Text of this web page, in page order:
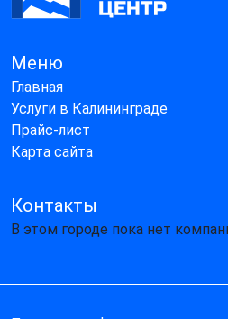
Меню
Главная
Услуги в Калининграде
Прайс-лист
Карта сайта
Контакты
В этом городе пока нет